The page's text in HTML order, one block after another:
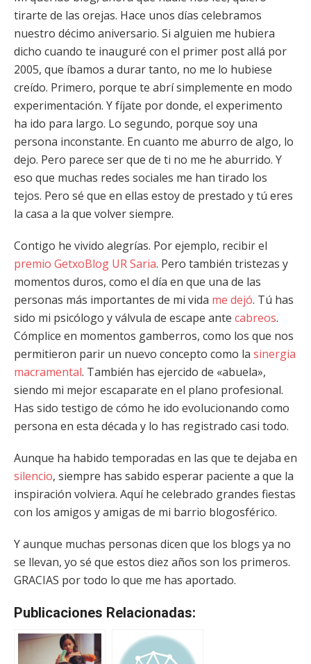
tirarte de las orejas. Hace unos días celebramos
nuestro décimo aniversario. Si alguien me hubiera
dicho cuando te inauguré con el primer post allá por
2005, que íbamos a durar tanto, no me lo hubiese
creído. Primero, porque te abrí simplemente en modo
experimentación. Y fíjate por donde, el experimento
ha ido para largo. Lo segundo, porque soy una
persona inconstante. En cuanto me aburro de algo, lo
dejo. Pero parece ser que de ti no me he aburrido. Y
eso que muchas redes sociales me han tirado los
tejos. Pero sé que en ellas estoy de prestado y tú eres
la casa a la que volver siempre.
Contigo he vivido alegrías. Por ejemplo, recibir el
premio GetxoBlog UR Saria. Pero también tristezas y
momentos duros, como el día en que una de las
personas más importantes de mi vida me dejó. Tú has
sido mi psicólogo y válvula de escape ante cabreos.
Cómplice en momentos gamberros, como los que nos
permitieron parir un nuevo concepto como la sinergia
macramental. También has ejercido de «abuela»,
siendo mi mejor escaparate en el plano profesional.
Has sido testigo de cómo he ido evolucionando como
persona en esta década y lo has registrado casi todo.
Aunque ha habido temporadas en las que te dejaba en
silencio, siempre has sabido esperar paciente a que la
inspiración volviera. Aquí he celebrado grandes fiestas
con los amigos y amigas de mi barrio blogosférico.
Y aunque muchas personas dicen que los blogs ya no
se llevan, yo sé que estos diez años son los primeros.
GRACIAS por todo lo que me has aportado.
Publicaciones Relacionadas: